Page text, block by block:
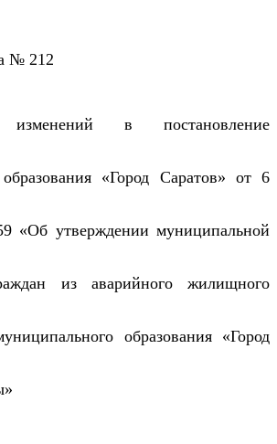
№ 212
в постановление
«Город Саратов» от 6
«Об утверждении муниципальной
из аварийного жилищного
образования «Город